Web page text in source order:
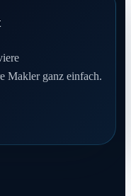
Makler ganz einfach.